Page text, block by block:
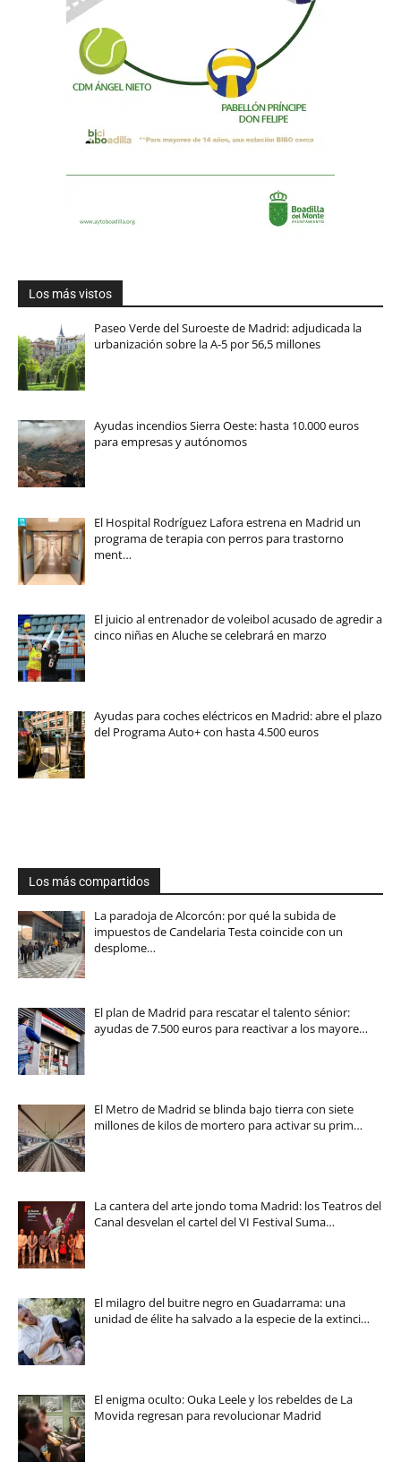
Los más vistos
Paseo Verde del Suroeste de Madrid: adjudicada la
urbanización sobre la A-5 por 56,5 millones
Ayudas incendios Sierra Oeste: hasta 10.000 euros
para empresas y autónomos
El Hospital Rodríguez Lafora estrena en Madrid un
programa de terapia con perros para trastorno
ment…
El juicio al entrenador de voleibol acusado de agredir a
cinco niñas en Aluche se celebrará en marzo
Ayudas para coches eléctricos en Madrid: abre el plazo
del Programa Auto+ con hasta 4.500 euros
Los más compartidos
La paradoja de Alcorcón: por qué la subida de
impuestos de Candelaria Testa coincide con un
desplome…
El plan de Madrid para rescatar el talento sénior:
ayudas de 7.500 euros para reactivar a los mayore…
El Metro de Madrid se blinda bajo tierra con siete
millones de kilos de mortero para activar su prim…
La cantera del arte jondo toma Madrid: los Teatros del
Canal desvelan el cartel del VI Festival Suma…
El milagro del buitre negro en Guadarrama: una
unidad de élite ha salvado a la especie de la extinci…
El enigma oculto: Ouka Leele y los rebeldes de La
Movida regresan para revolucionar Madrid